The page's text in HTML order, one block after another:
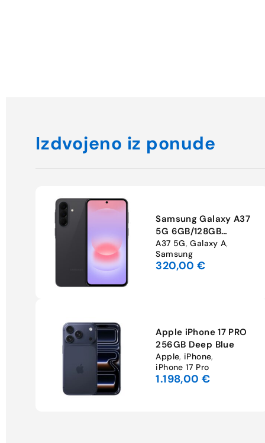
Izdvojeno iz ponude
Samsung Galaxy A37
5G 6GB/128GB
Awesome Charcoal
A37 5G,Galaxy A,
Samsung
320,00€
Apple iPhone 17 PRO
256GB Deep Blue
Apple, iPhone,
iPhone 17 Pro
1.198,00 €